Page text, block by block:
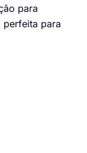
para
para